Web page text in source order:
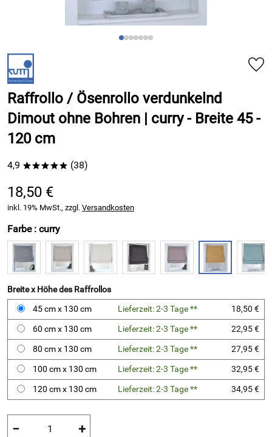
Raffrollo / Ösenrollo verdunkelnd
Dimout ohne Bohren | curry - Breite 45 -
120 cm
4,9 ***** (38)
18,50 €
inkl. 19% MwSt., zzgl. Versandkosten
Farbe : curry
Breite x Höhe des Raffrollos
45 cm x 130 cm
Lieferzeit: 2-3 Tage **
18,50 €
60 cm x 130 cm
Lieferzeit: 2-3 Tage **
22,95 €
80 cm x 130 cm
Lieferzeit: 2-3 Tage **
27,95 €
100 cm x 130 cm
Lieferzeit: 2-3 Tage **
32,95 €
120 cm x 130 cm
Lieferzeit: 2-3 Tage ** 34,95 €
− +